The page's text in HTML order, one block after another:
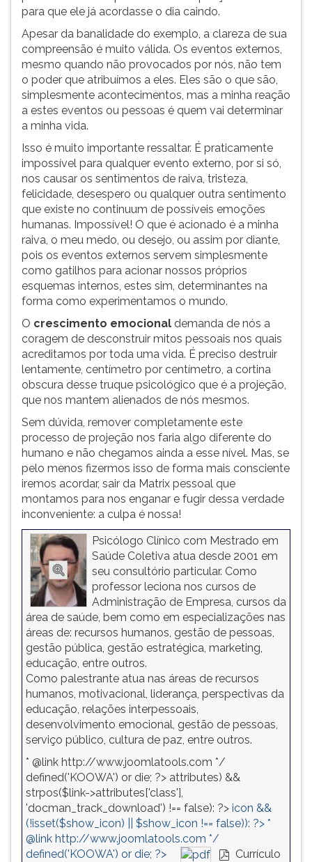
para que ele já acordasse o dia caindo.
Apesar da banalidade do exemplo, a clareza de sua
compreensão é muito válida. Os eventos externos,
mesmo quando não provocados por nós, não tem
o poder que atribuímos a eles. Eles são o que são,
simplesmente acontecimentos, mas a minha reação
a estes eventos ou pessoas é quem vai determinar
a minha vida.
Isso é muito importante ressaltar. É praticamente
impossível para qualquer evento externo, por si só,
nos causar os sentimentos de raiva, tristeza,
felicidade, desespero ou qualquer outra sentimento
que existe no continuum de possíveis emoções
humanas. Impossível! O que é acionado é a minha
raiva, o meu medo, ou desejo, ou assim por diante,
pois os eventos externos servem simplesmente
como gatilhos para acionar nossos próprios
esquemas internos, estes sim, determinantes na
forma como experimentamos o mundo.
O crescimento emocional demanda de nós a
coragem de desconstruir mitos pessoais nos quais
acreditamos por toda uma vida. É preciso destruir
lentamente, centímetro por centímetro, a cortina
obscura desse truque psicológico que é a projeção,
que nos mantem alienados de nós mesmos.
Sem dúvida, remover completamente este
processo de projeção nos faria algo diferente do
humano e não chegamos ainda a esse nível. Mas, se
pelo menos fizermos isso de forma mais consciente
iremos acordar, sair da Matrix pessoal que
montamos para nos enganar e fugir dessa verdade
inconveniente: a culpa é nossa!
Psicólogo Clínico com Mestrado em
Saúde Coletiva atua desde 2001 em
seu consultório particular. Como
professor leciona nos cursos de
Administração de Empresa, cursos da
área de saúde, bem como em especializações nas
áreas de: recursos humanos, gestão de pessoas,
gestão pública, gestão estratégica, marketing,
educação, entre outros.
Como palestrante atua nas áreas de recursos
humanos, motivacional, liderança, perspectivas da
educação, relações interpessoais,
desenvolvimento emocional, gestão de pessoas,
serviço público, cultura de paz, entre outros.
* @link http://www.joomlatools.com */
defined('KOOWA') or die; ?> attributes) &&
strpos($link->attributes['class'],
'docman_track_download') !== false): ?> icon &&
(!isset($show_icon) || $show_icon !== false)): ?> *
@link http://www.joomlatools.com */
defined('KOOWA') or die; ?>
Currículo